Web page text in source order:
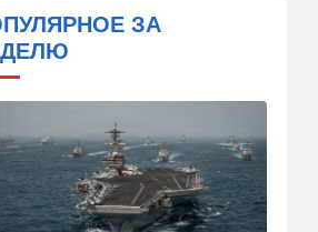
боевой беспилотник нового
поколения
Стоп Израилю, стоп
Америке: в Иране готовят
законопроект по Ормузу
Технологии
ЗА